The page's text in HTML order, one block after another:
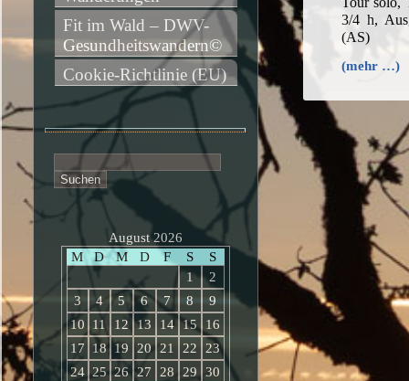
3/4 h,
(AS)
(mehr …)
Fit im Wald – DWV-
Gesundheitswandern©
Cookie-Richtlinie (EU)
nach:
August 2026
M
D M D F S
S
1
2
3
4 5 6 7 8
9
10
11 12 13 14 15
16
17
18 19 20 21 22
23
24 25 26 27 28 29
30